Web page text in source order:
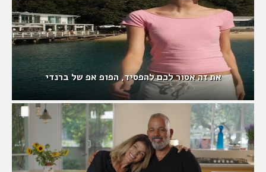
את זה אסור לכם להפסיד, הפופ אפ של ברנדי